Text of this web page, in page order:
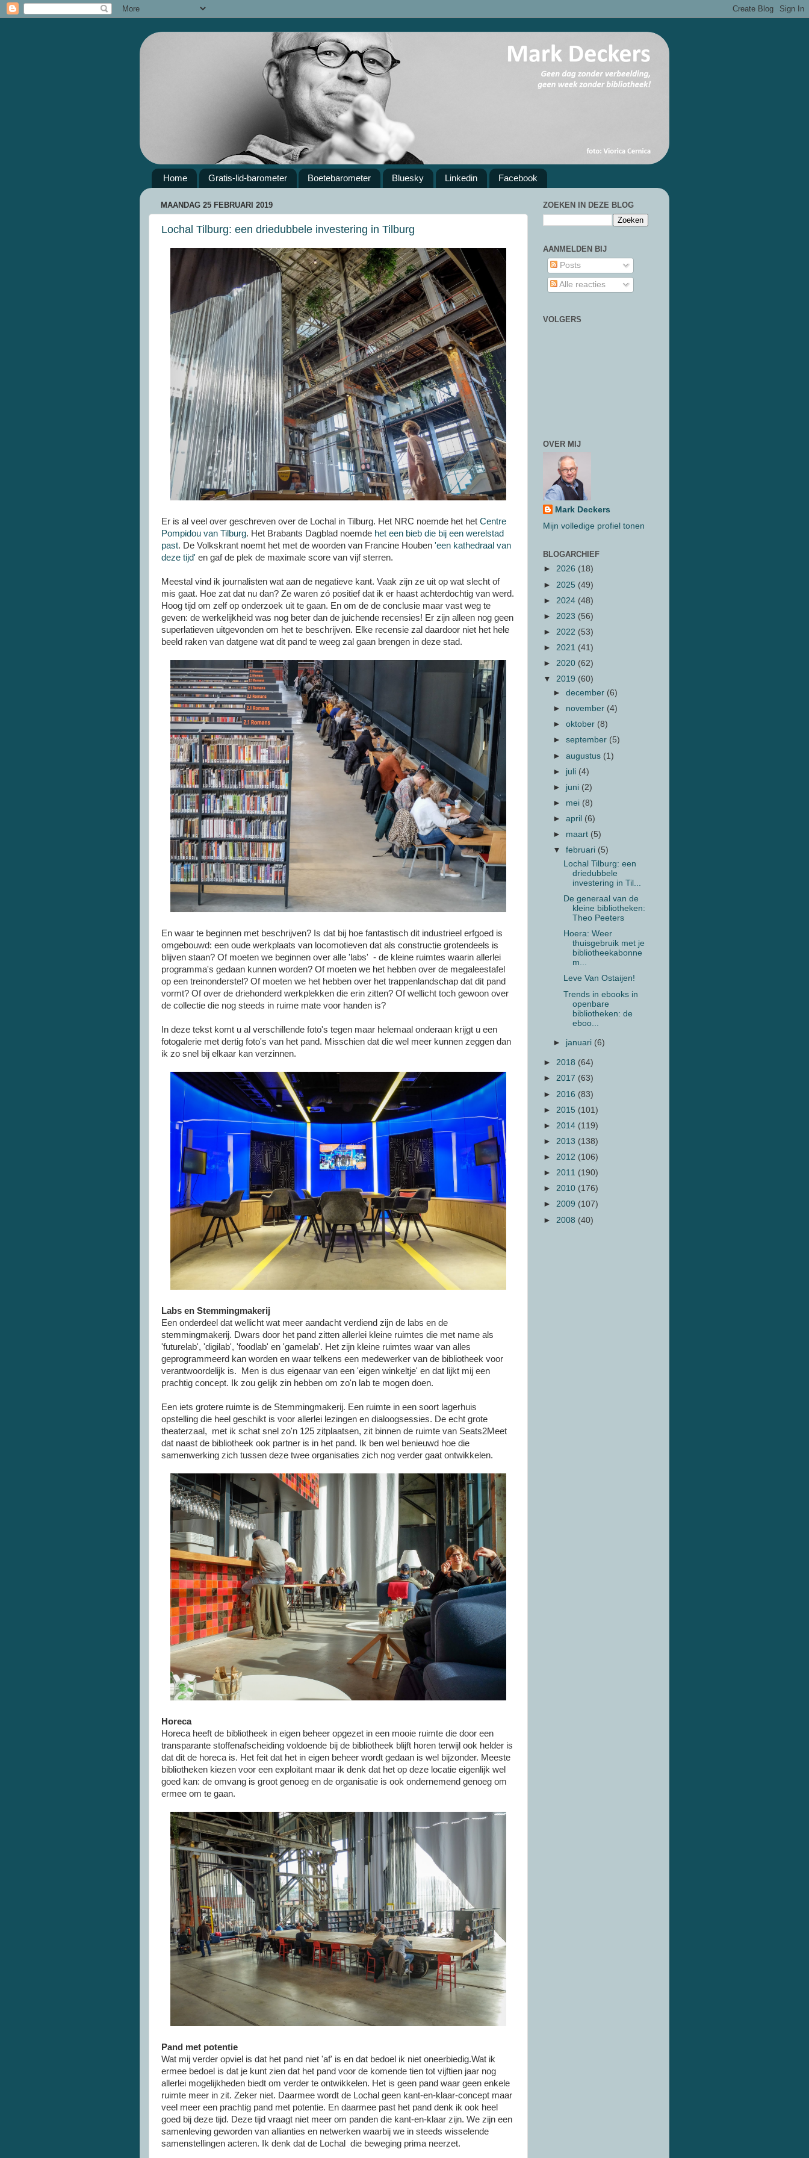
Home Gratis-lid-barometer Boetebarometer Bluesky Linkedin Facebook
MAANDAG 25 FEBRUARI 2019
Lochal Tilburg: een driedubbele investering in Tilburg
Er is al veel over geschreven over de Lochal in Tilburg. Het NRC noemde het het Centre
Pompidou van Tilburg. Het Brabants Dagblad noemde het een bieb die bij een werelstad
past. De Volkskrant noemt het met de woorden van Francine Houben 'een kathedraal van
deze tijd' en gaf de plek de maximale score van vijf sterren.
Meestal vind ik journalisten wat aan de negatieve kant. Vaak zijn ze uit op wat slecht of
mis gaat. Hoe zat dat nu dan? Ze waren zó positief dat ik er haast achterdochtig van werd.
Hoog tijd om zelf op onderzoek uit te gaan. En om de de conclusie maar vast weg te
geven: de werkelijkheid was nog beter dan de juichende recensies! Er zijn alleen nog geen
superlatieven uitgevonden om het te beschrijven. Elke recensie zal daardoor niet het hele
beeld raken van datgene wat dit pand te weeg zal gaan brengen in deze stad.
En waar te beginnen met beschrijven? Is dat bij hoe fantastisch dit industrieel erfgoed is
omgebouwd: een oude werkplaats van locomotieven dat als constructie grotendeels is
blijven staan? Of moeten we beginnen over alle 'labs' - de kleine ruimtes waarin allerlei
programma's gedaan kunnen worden? Of moeten we het hebben over de megaleestafel
op een treinonderstel? Of moeten we het hebben over het trappenlandschap dat dit pand
vormt? Of over de driehonderd werkplekken die erin zitten? Of wellicht toch gewoon over
de collectie die nog steeds in ruime mate voor handen is?
In deze tekst komt u al verschillende foto's tegen maar helemaal onderaan krijgt u een
fotogalerie met dertig foto's van het pand. Misschien dat die wel meer kunnen zeggen dan
ik zo snel bij elkaar kan verzinnen.
Labs en Stemmingmakerij
Een onderdeel dat wellicht wat meer aandacht verdiend zijn de labs en de
stemmingmakerij. Dwars door het pand zitten allerlei kleine ruimtes die met name als
'futurelab', 'digilab', 'foodlab' en 'gamelab'. Het zijn kleine ruimtes waar van alles
geprogrammeerd kan worden en waar telkens een medewerker van de bibliotheek voor
verantwoordelijk is. Men is dus eigenaar van een 'eigen winkeltje' en dat lijkt mij een
prachtig concept. Ik zou gelijk zin hebben om zo'n lab te mogen doen.
Een iets grotere ruimte is de Stemmingmakerij. Een ruimte in een soort lagerhuis
opstelling die heel geschikt is voor allerlei lezingen en dialoogsessies. De echt grote
theaterzaal, met ik schat snel zo'n 125 zitplaatsen, zit binnen de ruimte van Seats2Meet
dat naast de bibliotheek ook partner is in het pand. Ik ben wel benieuwd hoe die
samenwerking zich tussen deze twee organisaties zich nog verder gaat ontwikkelen.
Horeca
Horeca heeft de bibliotheek in eigen beheer opgezet in een mooie ruimte die door een
transparante stoffenafscheiding voldoende bij de bibliotheek blijft horen terwijl ook helder is
dat dit de horeca is. Het feit dat het in eigen beheer wordt gedaan is wel bijzonder. Meeste
bibliotheken kiezen voor een exploitant maar ik denk dat het op deze locatie eigenlijk wel
goed kan: de omvang is groot genoeg en de organisatie is ook ondernemend genoeg om
ermee om te gaan.
Pand met potentie
Wat mij verder opviel is dat het pand niet 'af' is en dat bedoel ik niet oneerbiedig.Wat ik
ermee bedoel is dat je kunt zien dat het pand voor de komende tien tot vijftien jaar nog
allerlei mogelijkheden biedt om verder te ontwikkelen. Het is geen pand waar geen enkele
ruimte meer in zit. Zeker niet. Daarmee wordt de Lochal geen kant-en-klaar-concept maar
veel meer een prachtig pand met potentie. En daarmee past het pand denk ik ook heel
goed bij deze tijd. Deze tijd vraagt niet meer om panden die kant-en-klaar zijn. We zijn een
samenleving geworden van allianties en netwerken waarbij we in steeds wisselende
samenstellingen acteren. Ik denk dat de Lochal die beweging prima neerzet.
ZOEKEN IN DEZE BLOG
AANMELDEN BIJ
Posts
Alle reacties
VOLGERS
OVER MIJ
Mark Deckers
Mijn volledige profiel tonen
BLOGARCHIEF
► 2026 (18)
► 2025 (49)
► 2024 (48)
► 2023 (56)
► 2022 (53)
► 2021 (41)
► 2020 (62)
▼ 2019 (60)
►december (6)
► november (4)
►oktober (8)
►september (5)
►augustus (1)
► juli (4)
► juni (2)
► mei (8)
►april (6)
► maart (5)
▼februari (5)
Lochal Tilburg: een
driedubbele
investering in Til...
De generaal van de
kleine bibliotheken:
Theo Peeters
Hoera: Weer
thuisgebruik met je
bibliotheekabonne
m...
Leve Van Ostaijen!
Trends in ebooks in
openbare
bibliotheken: de
eboo...
► januari (6)
► 2018 (64)
► 2017 (63)
► 2016 (83)
► 2015 (101)
► 2014 (119)
► 2013 (138)
► 2012 (106)
► 2011 (190)
► 2010 (176)
► 2009 (107)
► 2008 (40)